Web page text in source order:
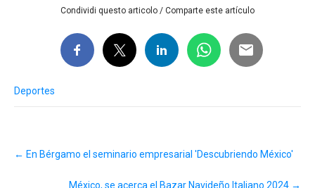
Condividi questo articolo / Comparte este artículo
Deportes
navigation
← En Bérgamo el seminario empresarial 'Descubriendo México'
México, se acerca el Bazar Navideño Italiano 2024 →